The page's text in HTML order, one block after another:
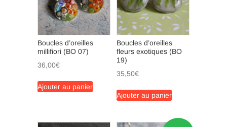
Boucles d’oreilles
millifiori (BO 07)
36,00€
Ajouter au panier
Boucles d’oreilles
fleurs exotiques (BO
19)
35,50€
Ajouter au panier